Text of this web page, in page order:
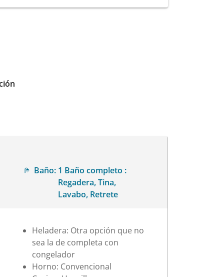
Baño: 1 Baño completo :
Regadera, Tina,
Lavabo, Retrete
Heladera: Otra opción que no
sea la de completa con
congelador
Horno: Convencional